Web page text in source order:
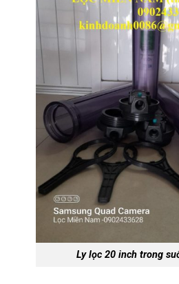
Ly lọc 20 inch trong